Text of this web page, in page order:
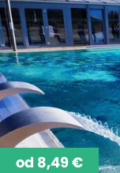
od 8,49 €